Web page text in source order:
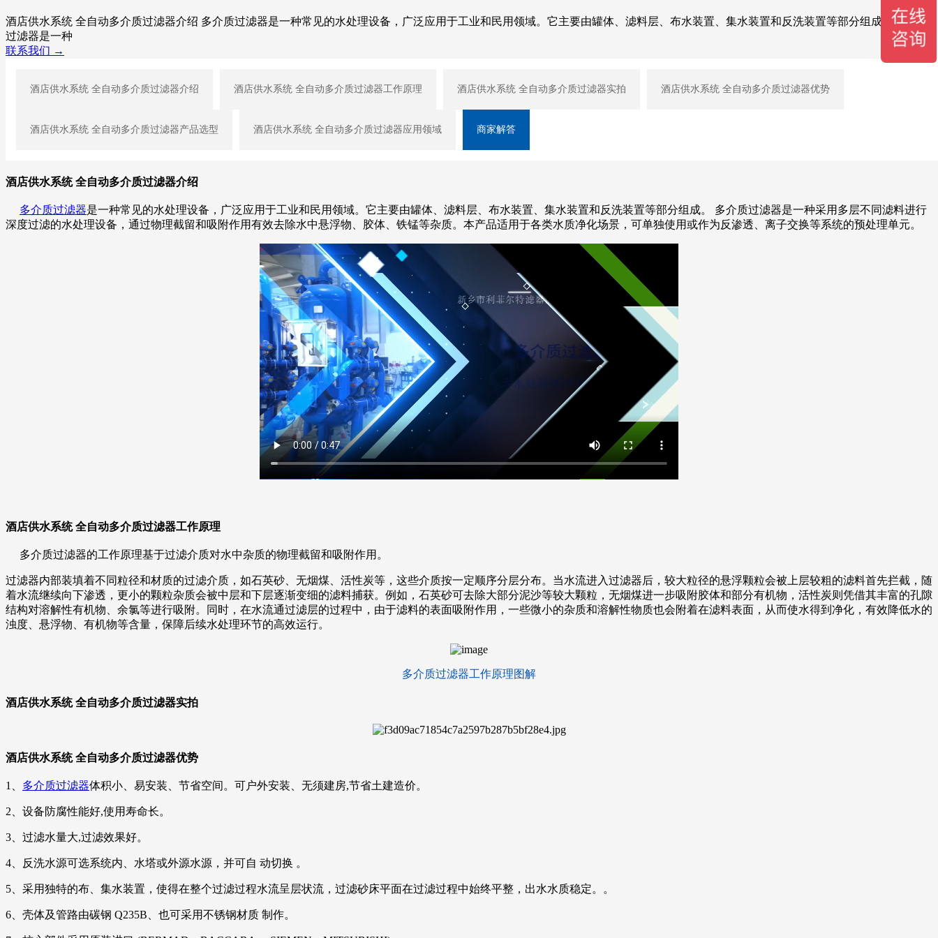
酒店供水系统 全自动多介质过滤器介绍 多介质过滤器是一种常见的水处理设备，广泛应用于工业和民用领域。它主要由罐体、滤料层、布水装置、集水装置和反洗装置等部分组成。 多介质
过滤器是一种
联系我们 →
酒店供水系统 全自动多介质过滤器介绍 酒店供水系统 全自动多介质过滤器工作原理 酒店供水系统 全自动多介质过滤器实拍 酒店供水系统 全自动多介质过滤器优势
酒店供水系统 全自动多介质过滤器产品选型 酒店供水系统 全自动多介质过滤器应用领域 商家解答
酒店供水系统 全自动多介质过滤器介绍
多介质过滤器是一种常见的水处理设备，广泛应用于工业和民用领域。它主要由罐体、滤料层、布水装置、集水装置和反洗装置等部分组成。
多介质过滤器是一种采用多层不同滤料进行
深度过滤的水处理设备，通过物理截留和吸附作用有效去除水中悬浮物、胶体、铁锰等杂质。本产品适用于各类水质净化场景，可单独使用或作为反渗透、离子交换等系统的预处理单元。
酒店供水系统 全自动多介质过滤器工作原理
多介质过滤器的工作原理基于过滤介质对水中杂质的物理截留和吸附作用。
过滤器内部装填着不同粒径和材质的过滤介质，如石英砂、无烟煤、活性炭等，这些介质按一定顺序分层分布。当水流进入过滤器后，较大粒径的悬浮颗粒会被上层较粗的滤料首先拦截，随
着水流继续向下渗透，更小的颗粒杂质会被中层和下层逐渐变细的滤料捕获。例如，石英砂可去除大部分泥沙等较大颗粒，无烟煤进一步吸附胶体和部分有机物，活性炭则凭借其丰富的孔隙
结构对溶解性有机物、余氯等进行吸附。
同时，在水流通过滤层的过程中，由于滤料的表面吸附作用，一些微小的杂质和溶解性物质也会附着在滤料表面，从而使水得到净化，有效降低水的
浊度、悬浮物、有机物等含量，保障后续水处理环节的高效运行。
多介质过滤器工作原理图解
酒店供水系统 全自动多介质过滤器实拍
酒店供水系统 全自动多介质过滤器优势
1、 多介质过滤器体积小、易安装、节省空间。可户外安装、无须建房,节省土建造价。
2、设备防腐性能好,使用寿命长。
3、过滤水量大,过滤效果好。
4、反洗水源可选系统内、水塔或外源水源，并可自 动切换 。
5、采用独特的布、集水装置，使得在整个过滤过程水流呈层状流，过滤砂床平面在过滤过程中始终平整，出水水质稳定。。
6、壳体及管路由碳钢 Q235B、也可采用不锈钢材质 制作。